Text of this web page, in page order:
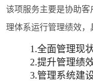
该项服务主要是协助
理体系运行管理绩效，
1.全面管理现
2.提升管理绩效
3.管理系统建